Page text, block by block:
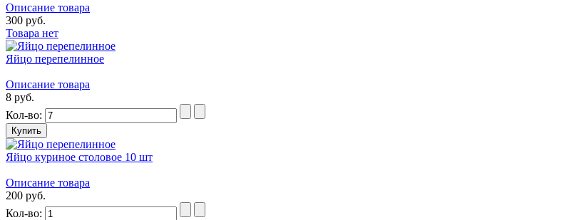
Описание товара
300 руб.
Товара нет
Яйцо перепелинное
Описание товара
8 руб.
Кол-во:
Яйцо куриное столовое 10 шт
Описание товара
200 руб.
Кол-во: